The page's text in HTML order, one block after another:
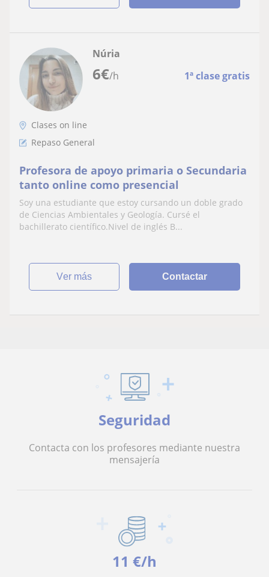
6€/h 1ª clase gratis
Núria
Clases on line
Repaso General
Profesora de apoyo primaria o Secundaria
tanto online como presencial
Soy una estudiante que estoy cursando un doble grado
de Ciencias Ambientales y Geología. Cursé el
bachillerato científico.Nivel de inglés B...
ver más Contactar
Seguridad
Contacta con los profesores mediante nuestra
mensajería
11 €/h